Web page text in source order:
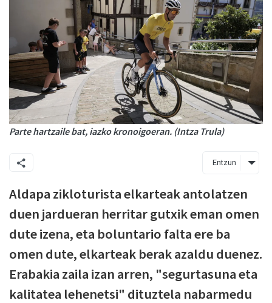
Parte hartzaile bat, iazko kronoigoeran. (Intza Trula)
Entzun
Aldapa zikloturista elkarteak antolatzen
duen jardueran herritar gutxik eman omen
dute izena, eta boluntario falta ere ba
omen dute, elkarteak berak azaldu duenez.
Erabakia zaila izan arren, "segurtasuna eta
kalitatea lehenetsi" dituztela nabarmedu